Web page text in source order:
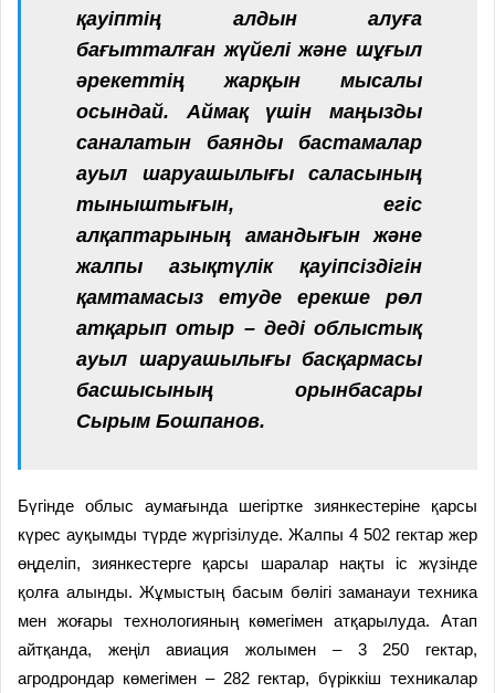
қауіптің алдын алуға
бағытталған жүйелі және шұғыл
әрекеттің жарқын мысалы
осындай. Аймақ үшін маңызды
саналатын баянды бастамалар
ауыл шаруашылығы саласының
тыныштығын, егіс
алқаптарының амандығын және
жалпы азықтүлік қауіпсіздігін
қамтамасыз етуде ерекше рөл
атқарып отыр – деді облыстық
ауыл шаруашылығы басқармасы
басшысының орынбасары
Сырым Бошпанов.
Бүгінде облыс аумағында шегіртке зиянкестеріне қарсы
күрес ауқымды түрде жүргізілуде. Жалпы 4 502 гектар жер
өңделіп, зиянкестерге қарсы шаралар нақты іс жүзінде
қолға алынды. Жұмыстың басым бөлігі заманауи техника
мен жоғары технологияның көмегімен атқарылуда. Атап
айтқанда, жеңіл авиация жолымен – 3 250 гектар,
агродрондар көмегімен – 282 гектар, бүріккіш техникалар